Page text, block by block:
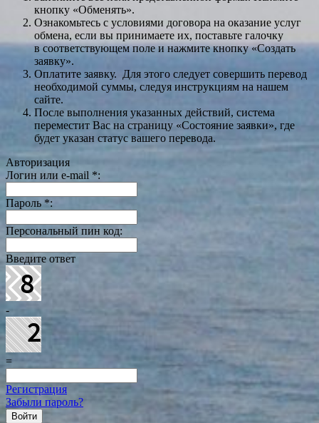
кнопку «Обменять».
Ознакомьтесь с условиями договора на оказание услуг
обмена, если вы принимаете их, поставьте галочку
в соответствующем поле и нажмите кнопку «Создать
заявку».
Оплатите заявку. Для этого следует совершить перевод
необходимой суммы, следуя инструкциям на нашем
сайте.
После выполнения указанных действий, система
переместит Вас на страницу «Состояние заявки», где
будет указан статус вашего перевода.
Авторизация
Логин или e-mail *:
Пароль *:
Персональный пин код:
Введите ответ
-
=
Регистрация
Забыли пароль?